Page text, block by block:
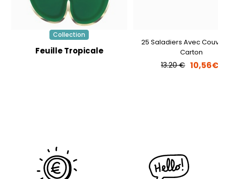
Collection
Feuille Tropicale
25 Saladiers Avec
Carton
13.20 € 10,56€